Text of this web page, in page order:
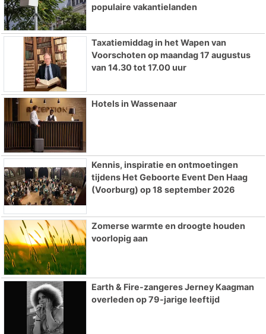
populaire vakantielanden
Taxatiemiddag in het Wapen van
Voorschoten op maandag 17 augustus
van 14.30 tot 17.00 uur
Hotels in Wassenaar
Kennis, inspiratie en ontmoetingen
tijdens Het Geboorte Event Den Haag
(Voorburg) op 18 september 2026
Zomerse warmte en droogte houden
voorlopig aan
Earth & Fire-zangeres Jerney Kaagman
overleden op 79-jarige leeftijd